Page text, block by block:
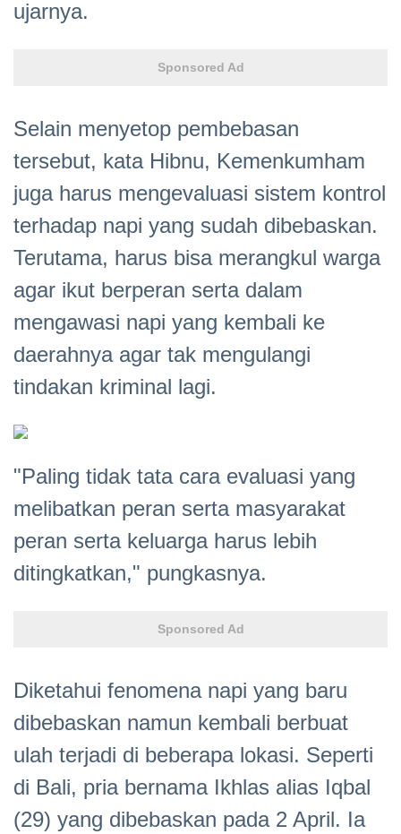
ujarnya.
Sponsored Ad
Selain menyetop pembebasan
tersebut, kata Hibnu, Kemenkumham
juga harus mengevaluasi sistem kontrol
terhadap napi yang sudah dibebaskan.
Terutama, harus bisa merangkul warga
agar ikut berperan serta dalam
mengawasi napi yang kembali ke
daerahnya agar tak mengulangi
tindakan kriminal lagi.
"Paling tidak tata cara evaluasi yang
melibatkan peran serta masyarakat
peran serta keluarga harus lebih
ditingkatkan," pungkasnya.
Sponsored Ad
Diketahui fenomena napi yang baru
dibebaskan namun kembali berbuat
ulah terjadi di beberapa lokasi. Seperti
di Bali, pria bernama Ikhlas alias Iqbal
(29) yang dibebaskan pada 2 April. Ia